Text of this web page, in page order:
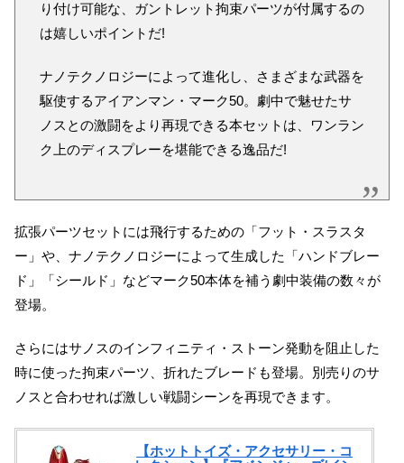
り付け可能な、ガントレット拘束パーツが付属するの
は嬉しいポイントだ!
ナノテクノロジーによって進化し、さまざまな武器を
駆使するアイアンマン・マーク50。劇中で魅せたサ
ノスとの激闘をより再現できる本セットは、ワンラン
ク上のディスプレーを堪能できる逸品だ!
拡張パーツセットには飛行するための「フット・スラスタ
ー」や、ナノテクノロジーによって生成した「ハンドブレー
ド」「シールド」などマーク50本体を補う劇中装備の数々が
登場。
さらにはサノスのインフィニティ・ストーン発動を阻止した
時に使った拘束パーツ、折れたブレードも登場。別売りのサ
ノスと合わせれば激しい戦闘シーンを再現できます。
【ホットトイズ・アクセサリー・コ